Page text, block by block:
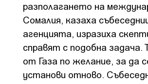
разполагането на
Сомалия, казаха
агенцията, изразиха
справят с подобна
от Газа по желание, за да
установи отново.